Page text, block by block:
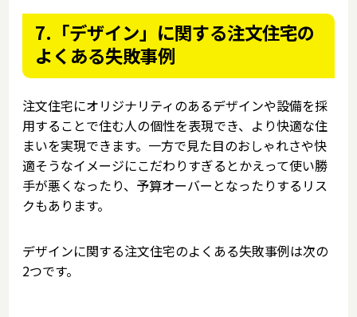
7.「デザイン」に関する注文住宅の
よくある失敗事例
注文住宅にオリジナリティのあるデザインや設備を採
用することで住む人の個性を表現でき、より快適な住
まいを実現できます。一方で見た目のおしゃれさや快
適そうなイメージにこだわりすぎるとかえって使い勝
手が悪くなったり、予算オーバーとなったりするリス
クもあります。
デザインに関する注文住宅のよくある失敗事例は次の
2つです。